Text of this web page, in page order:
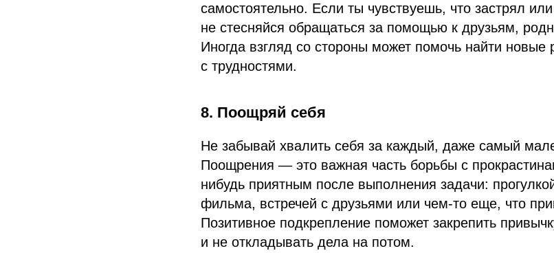
самостоятельно. Если ты чувствуешь, что застрял
не стесняйся обращаться за помощью к друзьям,
Иногда взгляд со стороны может помочь найти новые
с трудностями.
8. Поощряй себя
Не забывай хвалить себя за каждый, даже самый
Поощрения — это важная часть борьбы с
нибудь приятным после выполнения задачи:
фильма, встречей с друзьями или чем-то еще, что
Позитивное подкрепление поможет закрепить
и не откладывать дела на потом.